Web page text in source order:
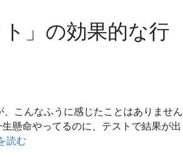
」の効果的な行
こんなふうに感じたことはありません
懸命やってるのに、テストで結果が出
読む